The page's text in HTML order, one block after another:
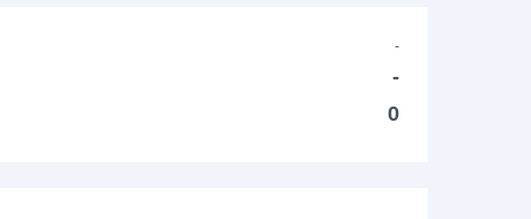
-
-
0